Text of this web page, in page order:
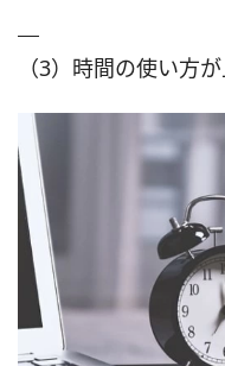
（3）時間の使い方